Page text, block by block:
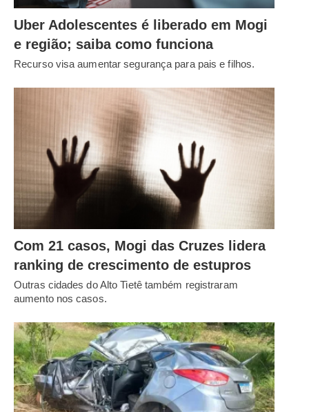
Uber Adolescentes é liberado em Mogi
e região; saiba como funciona
Recurso visa aumentar segurança para pais e filhos.
Com 21 casos, Mogi das Cruzes lidera
ranking de crescimento de estupros
Outras cidades do Alto Tietê também registraram
aumento nos casos.